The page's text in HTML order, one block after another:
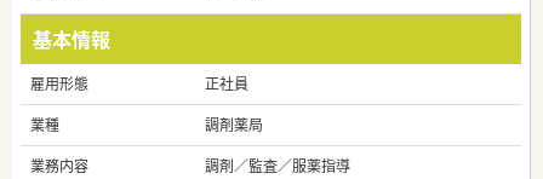
基本情報
雇用形態
正社員
業種
調剤薬局
業務内容
調剤／監査／服薬指導